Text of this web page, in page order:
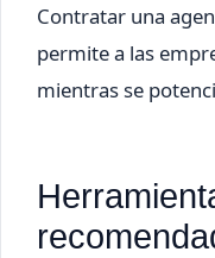
Contratar una
permite a las
mientras se